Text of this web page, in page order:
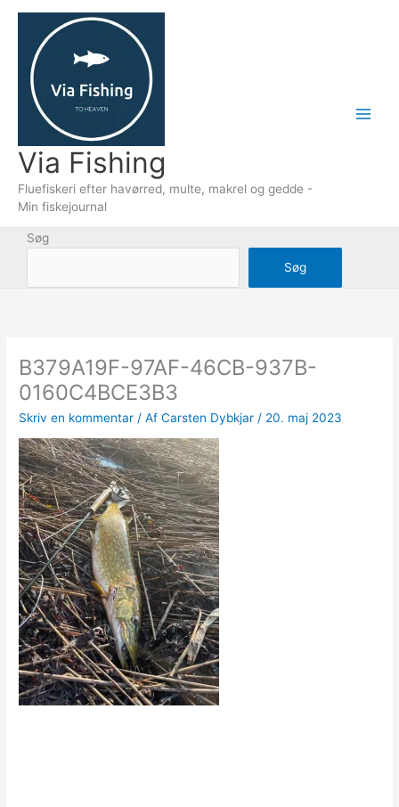
indholdet
Via Fishing
Fluefiskeri efter havørred, multe, makrel og gedde -
Min fiskejournal
Søg
Søg
B379A19F-97AF-46CB-937B-
0160C4BCE3B3
Skriv en kommentar / AfCarsten Dybkjar / 20. maj 2023